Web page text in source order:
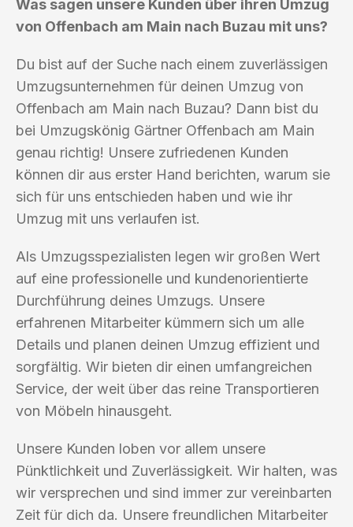
Was sagen unsere Kunden über ihren Umzug
von Offenbach am Main nach Buzau mit uns?
Du bist auf der Suche nach einem zuverlässigen
Umzugsunternehmen für deinen Umzug von
Offenbach am Main nach Buzau? Dann bist du
bei Umzugskönig Gärtner Offenbach am Main
genau richtig! Unsere zufriedenen Kunden
können dir aus erster Hand berichten, warum sie
sich für uns entschieden haben und wie ihr
Umzug mit uns verlaufen ist.
Als Umzugsspezialisten legen wir großen Wert
auf eine professionelle und kundenorientierte
Durchführung deines Umzugs. Unsere
erfahrenen Mitarbeiter kümmern sich um alle
Details und planen deinen Umzug effizient und
sorgfältig. Wir bieten dir einen umfangreichen
Service, der weit über das reine Transportieren
von Möbeln hinausgeht.
Unsere Kunden loben vor allem unsere
Pünktlichkeit und Zuverlässigkeit. Wir halten, was
wir versprechen und sind immer zur vereinbarten
Zeit für dich da. Unsere freundlichen Mitarbeiter